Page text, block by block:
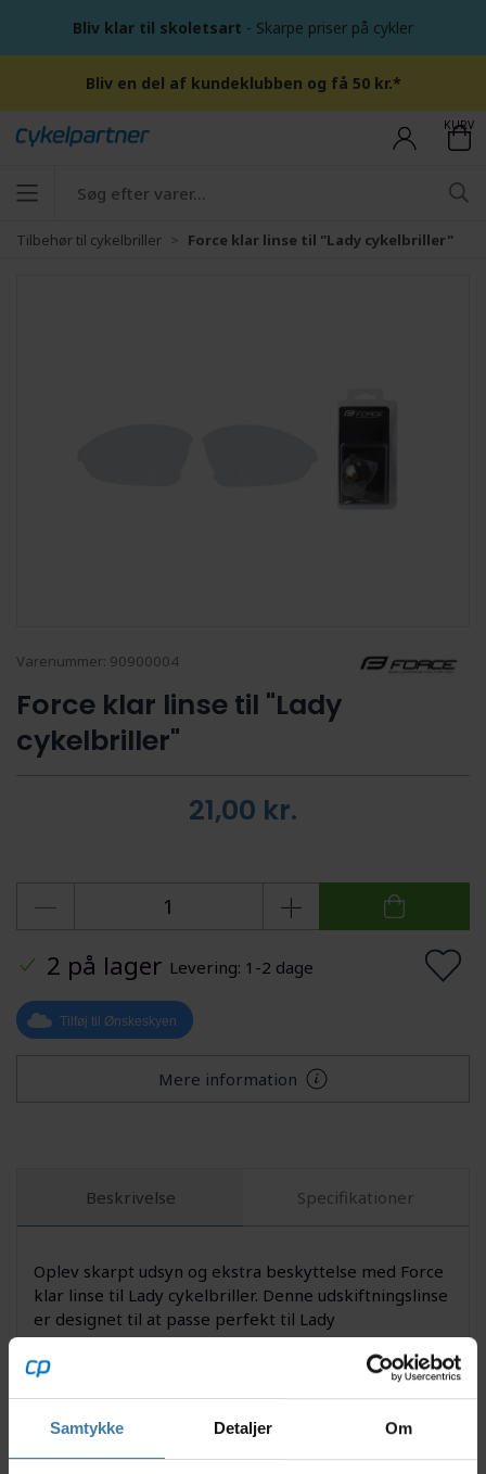
Samtykke Detaljer Om
Bliv klar til skoletsart - Skarpe priser på cykler
Bliv en del af kundeklubben og få 50 kr.*
KURV
Tilbehør til cykelbriller Force klar linse til "Lady cykelbriller"
Varenummer: 90900004
Force klar linse til "Lady
cykelbriller"
21,00 kr.
2 på lager Levering: 1-2 dage
Tilføj til Ønskeskyen
Mere information
Beskrivelse Specifikationer
Oplev skarpt udsyn og ekstra beskyttelse med Force
klar linse til Lady cykelbriller. Denne udskiftningslinse
er designet til at passe perfekt til Lady
cykelbrillemodellen, hvilket gør det nemt at tilpasse
dine solbriller efter vejr og lysforhold. Med en klar
linse får du optimal synlighed på overskyede dage
samtidig øjnene mod vind, støv og insekter under
cykelturen.